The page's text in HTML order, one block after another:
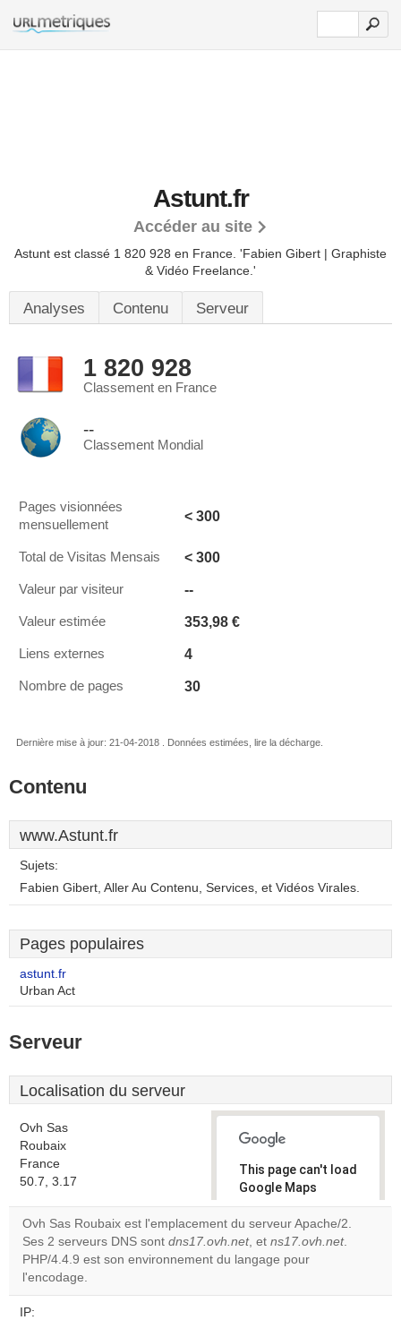
Astunt.fr
Accéder au site
Astunt est classé 1 820 928 en France. 'Fabien Gibert | Graphiste
& Vidéo Freelance.'
Analyses Contenu Serveur
1 820 928
Classement en France
--
Classement Mondial
Pages visionnées
mensuellement
< 300
Total de Visitas Mensais < 300
Valeur par visiteur --
Valeur estimée 353,98 €
Liens externes 4
Nombre de pages 30
Dernière mise à jour: 21-04-2018 . Données estimées, lire la décharge.
Contenu
www.Astunt.fr
Sujets:
Fabien Gibert, Aller Au Contenu, Services, et Vidéos Virales.
Pages populaires
astunt.fr
Urban Act
Serveur
Localisation du serveur
Ovh Sas
Roubaix
France
50.7, 3.17
This page can't load
Google Maps
correctly.
Do you
own this
Ovh Sas Roubaix est l'emplacement du serveur Apache/2.
Ses 2 serveurs DNS sont dns17.ovh.net, et ns17.ovh.net.
PHP/4.4.9 est son environnement du langage pour
l'encodage.
IP: